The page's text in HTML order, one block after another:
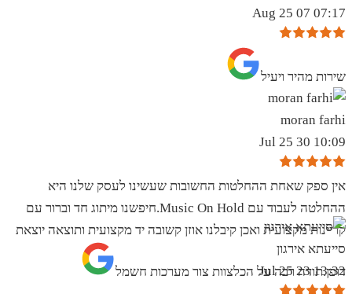
07:17 07 Aug 25
שירות מהיר ויעיל
moran farhi
10:09 30 Jul 25
אין ספק שאחת ההחלטות החשובות שעשינו לעסק שלנו היא
ההחלטה לעבוד עם Music On Hold.חיפשנו מיתוג חד וברור עם
קריינות מקצועית ואכן קיבלנו אוזן קשובה יד מקצועית ותוצאה יוצאת
דופן.תודה רבה על הכלצוות צור מערכות חשמל
סייעתא אירגון
13:32 23 Jul 25